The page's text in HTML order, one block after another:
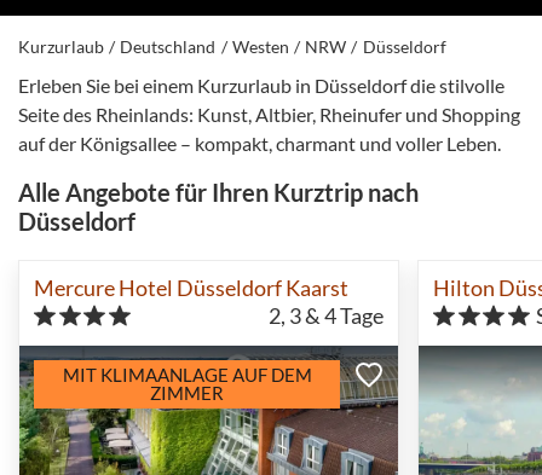
Kurzurlaub Deutschland Westen NRW Düsseldorf
Erleben Sie bei einem Kurzurlaub in Düsseldorf die stilvolle
Seite des Rheinlands: Kunst, Altbier, Rheinufer und Shopping
auf der Königsallee – kompakt, charmant und voller Leben.
Alle Angebote für Ihren Kurztrip nach
Düsseldorf
Mercure Hotel Düsseldorf Kaarst
2, 3 & 4Tage
MIT KLIMAANLAGE AUF DEM
ZIMMER
Hilton